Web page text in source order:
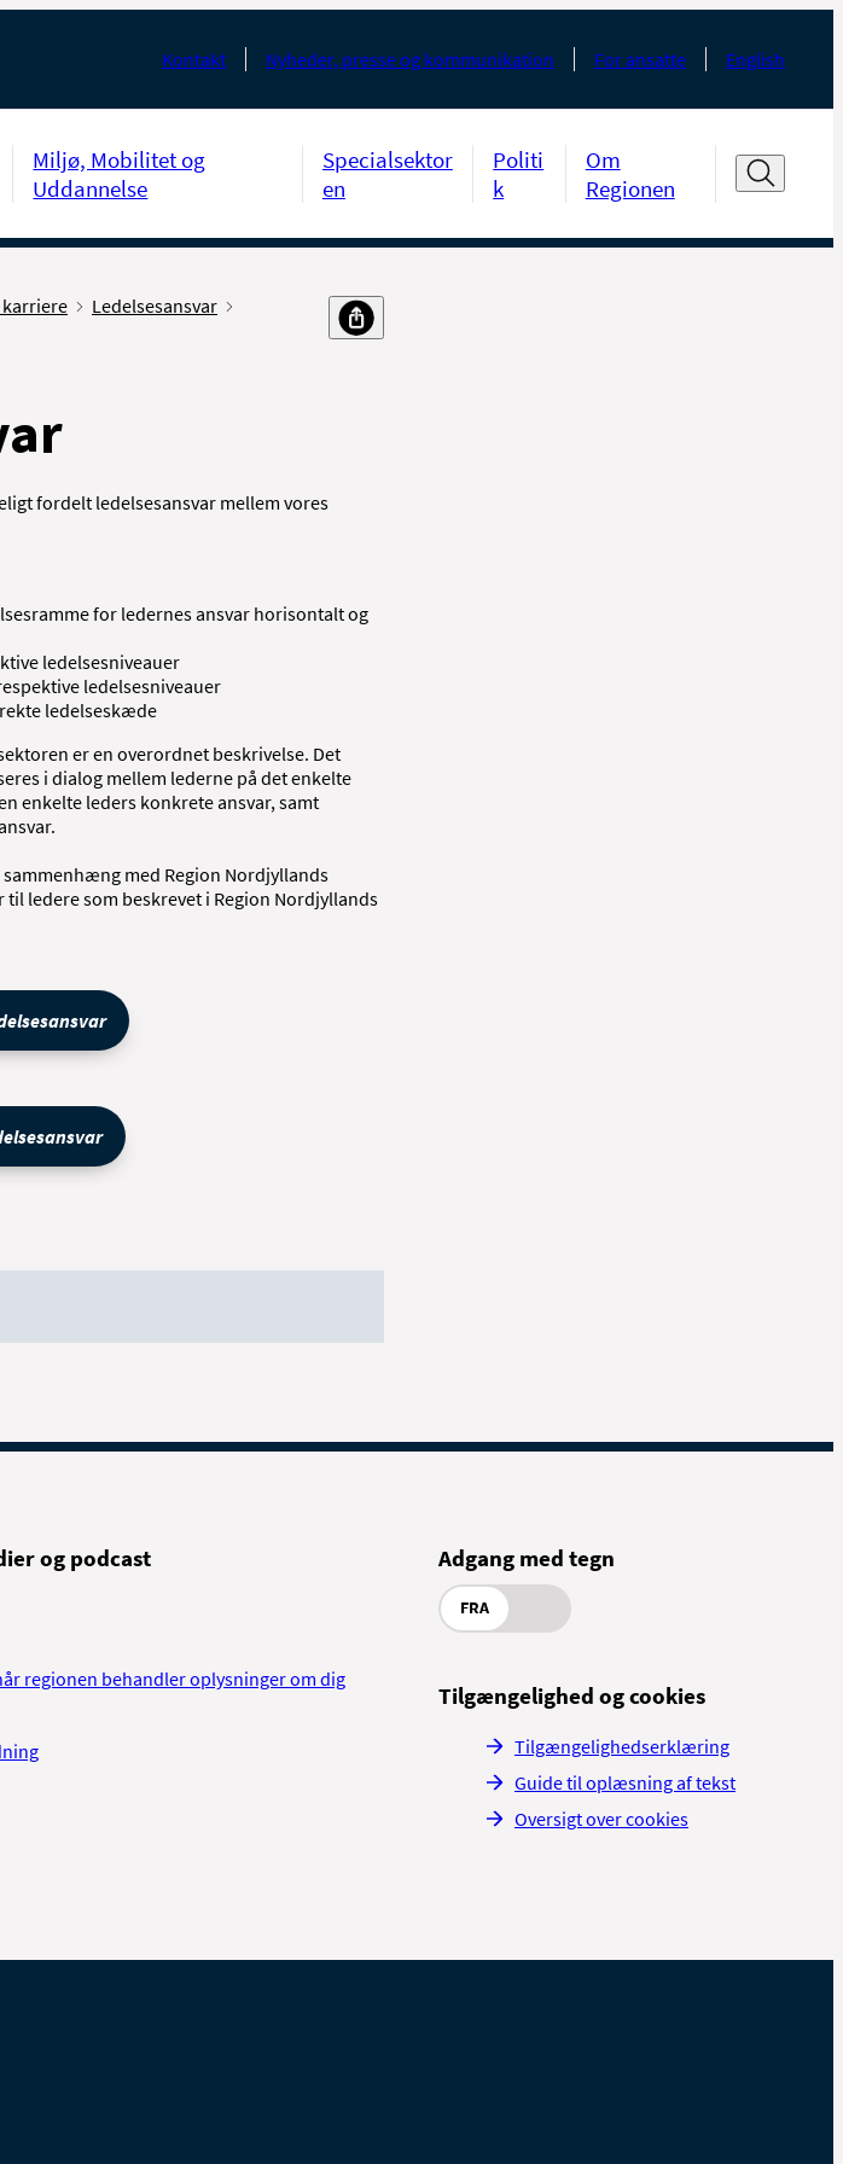
Kontakt Nyheder, presse og kommunikation For ansatte English
Miljø, Mobilitet og
Uddannelse
Specialsektor
en
Politi
k
Om
Regionen
karriere Ledelsesansvar
fordelt ledelsesansvar mellem vores
for ledernes ansvar horisontalt og
ledelsesniveauer
ledelsesniveauer
ledelseskæde
er en overordnet beskrivelse. Det
i dialog mellem lederne på det enkelte
enkelte leders konkrete ansvar, samt
sammenhæng med Region Nordjyllands
ledere som beskrevet i Region Nordjyllands
og podcast
regionen behandler oplysninger om dig
Adgang med tegn
FRA
Tilgængelighed og cookies
Tilgængelighedserklæring
Guide til oplæsning af tekst
Oversigt over cookies